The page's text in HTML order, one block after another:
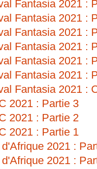
Fantasia 2021 :
Fantasia 2021 :
Fantasia 2021 :
Fantasia 2021 :
Fantasia 2021 :
Fantasia 2021 :
Fantasia 2021 :
2021 : Partie 3
2021 : Partie 2
2021 : Partie 1
2021 :
2021 :